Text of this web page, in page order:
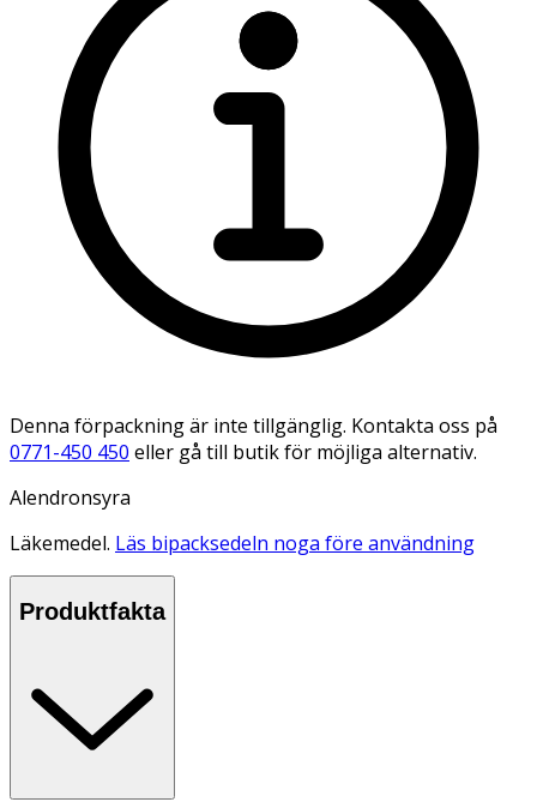
Denna förpackning är inte tillgänglig. Kontakta oss på
0771-450 450 eller gå till butik för möjliga alternativ.
Alendronsyra
Läkemedel. Läs bipacksedeln noga före användning
Produktfakta